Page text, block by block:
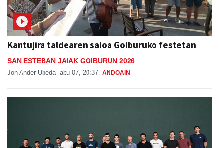
Kantujira taldearen saioa Goiburuko festetan
SAN ESTEBAN JAIAK GOIBURUN 2026
Jon Ander Ubeda abu 07, 20:37 ANDOAIN